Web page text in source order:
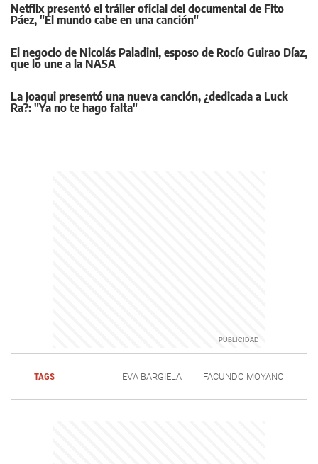
Netflix presentó el tráiler oficial del documental de Fito
Páez, "El mundo cabe en una canción"
El negocio de Nicolás Paladini, esposo de Rocío Guirao Díaz,
que lo une a la NASA
La Joaqui presentó una nueva canción, ¿dedicada a Luck
Ra?: "Ya no te hago falta"
TAGS EVA BARGIELA FACUNDO MOYANO